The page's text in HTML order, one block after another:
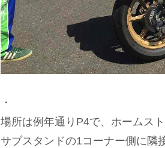
・
場所は例年通りP4で、ホームス
サブスタンドの1コーナー側に隣